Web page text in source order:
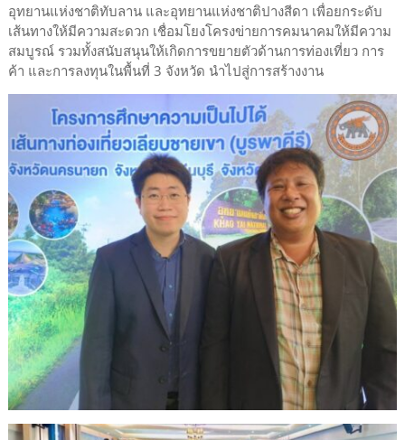
อุทยานแห่งชาติทับลาน และอุทยานแห่งชาติปางสีดา เพื่อยกระดับ
เส้นทางให้มีความสะดวก เชื่อมโยงโครงข่ายการคมนาคมให้มีความ
สมบูรณ์ รวมทั้งสนับสนุนให้เกิดการขยายตัวด้านการท่องเที่ยว การ
ค้า และการลงทุนในพื้นที่ 3 จังหวัด นำไปสู่การสร้างงาน